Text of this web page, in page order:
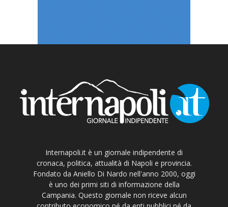
Internapoli.it è un giornale indipendente di
cronaca, politica, attualità di Napoli e provincia.
Fondato da Aniello Di Nardo nell'anno 2000, oggi
è uno dei primi siti di informazione della
Campania. Questo giornale non riceve alcun